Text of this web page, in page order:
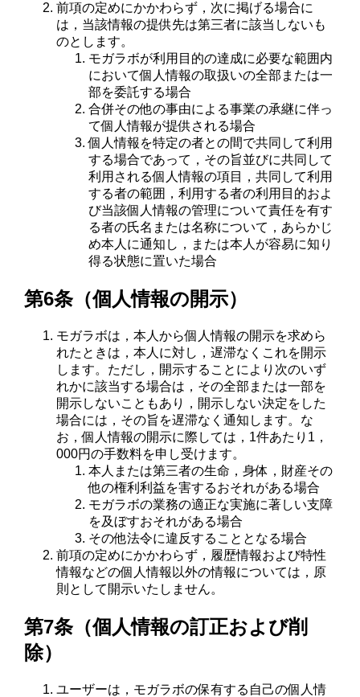
前項の定めにかかわらず，次に掲げる場合に
は，当該情報の提供先は第三者に該当しないも
のとします。
モガラボが利用目的の達成に必要な範囲内
において個人情報の取扱いの全部または一
部を委託する場合
合併その他の事由による事業の承継に伴っ
て個人情報が提供される場合
個人情報を特定の者との間で共同して利用
する場合であって，その旨並びに共同して
利用される個人情報の項目，共同して利用
する者の範囲，利用する者の利用目的およ
び当該個人情報の管理について責任を有す
る者の氏名または名称について，あらかじ
め本人に通知し，または本人が容易に知り
得る状態に置いた場合
第6条（個人情報の開示）
モガラボは，本人から個人情報の開示を求めら
れたときは，本人に対し，遅滞なくこれを開示
します。ただし，開示することにより次のいず
れかに該当する場合は，その全部または一部を
開示しないこともあり，開示しない決定をした
場合には，その旨を遅滞なく通知します。な
お，個人情報の開示に際しては，1件あたり1，
000円の手数料を申し受けます。
本人または第三者の生命，身体，財産その
他の権利利益を害するおそれがある場合
モガラボの業務の適正な実施に著しい支障
を及ぼすおそれがある場合
その他法令に違反することとなる場合
前項の定めにかかわらず，履歴情報および特性
情報などの個人情報以外の情報については，原
則として開示いたしません。
第7条（個人情報の訂正および削
除）
ユーザーは，モガラボの保有する自己の個人情